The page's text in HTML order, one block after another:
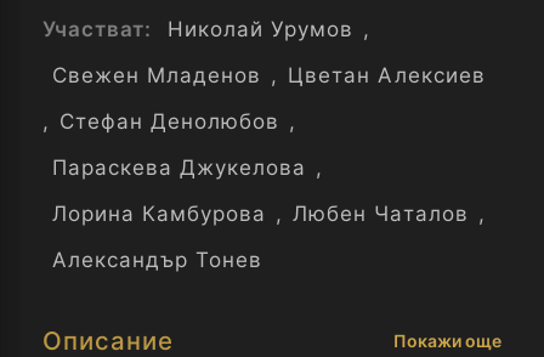
Участват: Николай Урумов ,
Свежен Младенов , Цветан Алексиев
, Стефан Денолюбов ,
Параскева Джукелова ,
Лорина Камбурова , Любен Чаталов ,
Александър Тонев
Описание Покажи още